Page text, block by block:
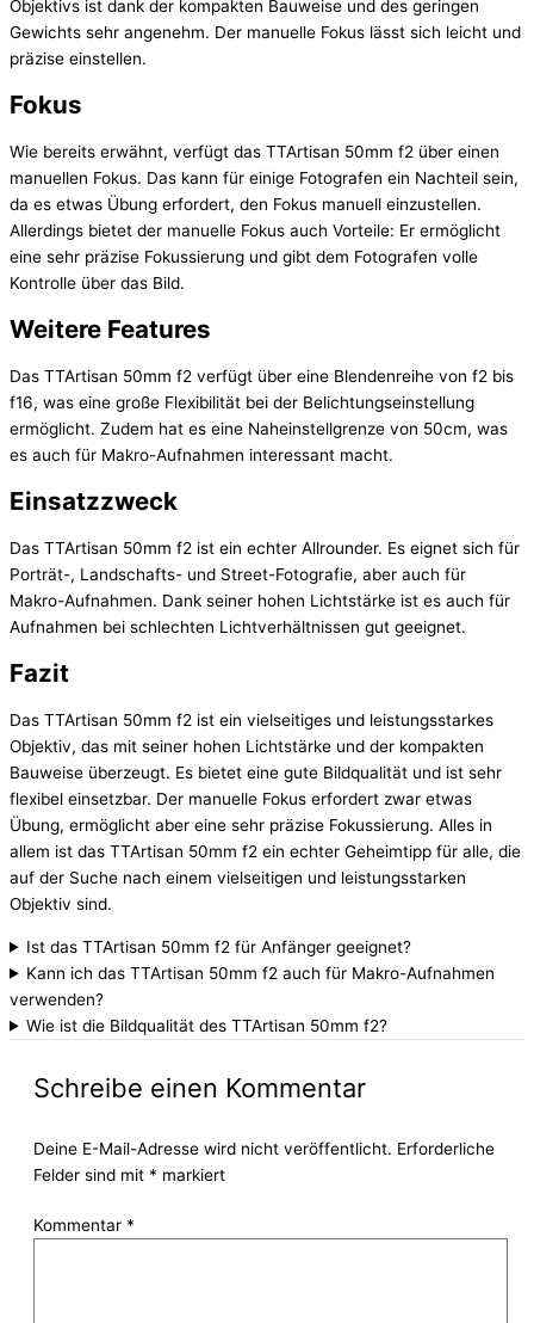
Objektivs ist dank der kompakten Bauweise und des geringen
Gewichts sehr angenehm. Der manuelle Fokus lässt sich leicht und
präzise einstellen.
Fokus
Wie bereits erwähnt, verfügt das TTArtisan 50mm f2 über einen
manuellen Fokus. Das kann für einige Fotografen ein Nachteil sein,
da es etwas Übung erfordert, den Fokus manuell einzustellen.
Allerdings bietet der manuelle Fokus auch Vorteile: Er ermöglicht
eine sehr präzise Fokussierung und gibt dem Fotografen volle
Kontrolle über das Bild.
Weitere Features
Das TTArtisan 50mm f2 verfügt über eine Blendenreihe von f2 bis
f16, was eine große Flexibilität bei der Belichtungseinstellung
ermöglicht. Zudem hat es eine Naheinstellgrenze von 50cm, was
es auch für Makro-Aufnahmen interessant macht.
Einsatzzweck
Das TTArtisan 50mm f2 ist ein echter Allrounder. Es eignet sich für
Porträt-, Landschafts- und Street-Fotografie, aber auch für
Makro-Aufnahmen. Dank seiner hohen Lichtstärke ist es auch für
Aufnahmen bei schlechten Lichtverhältnissen gut geeignet.
Fazit
Das TTArtisan 50mm f2 ist ein vielseitiges und leistungsstarkes
Objektiv, das mit seiner hohen Lichtstärke und der kompakten
Bauweise überzeugt. Es bietet eine gute Bildqualität und ist sehr
flexibel einsetzbar. Der manuelle Fokus erfordert zwar etwas
Übung, ermöglicht aber eine sehr präzise Fokussierung. Alles in
allem ist das TTArtisan 50mm f2 ein echter Geheimtipp für alle, die
auf der Suche nach einem vielseitigen und leistungsstarken
Objektiv sind.
Ist das TTArtisan 50mm f2 für Anfänger geeignet?
Kann ich das TTArtisan 50mm f2 auch für Makro-Aufnahmen
verwenden?
Wie ist die Bildqualität des TTArtisan 50mm f2?
Schreibe einen Kommentar
Deine E-Mail-Adresse wird nicht veröffentlicht. Erforderliche
Felder sind mit * markiert
Kommentar *